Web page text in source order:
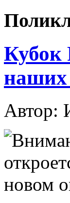
Кубок
наших
Автор: